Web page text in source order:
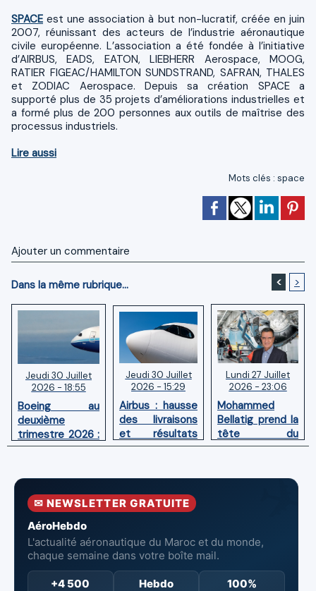
SPACE est une association à but non-lucratif, créée en juin
2007, réunissant des acteurs de l’industrie aéronautique
civile européenne. L’association a été fondée à l’initiative
d’AIRBUS, EADS, EATON, LIEBHERR Aerospace, MOOG,
RATIER FIGEAC/HAMILTON SUNDSTRAND, SAFRAN, THALES
et ZODIAC Aerospace. Depuis sa création SPACE a
supporté plus de 35 projets d’améliorations industrielles et
a formé plus de 200 personnes aux outils de maîtrise des
processus industriels.
Lire aussi
Mots clés : space
Ajouter un commentaire
Dans la même rubrique... < >
Jeudi 30 Juillet
2026 - 18:55
Boeing au
deuxième
trimestre 2026 :
Chiffre d'affaires
pertes nettes
réduites
Jeudi 30 Juillet
2026 - 15:29
Airbus : hausse
des livraisons
et résultats
financiers
premier
Lundi 27 Juillet
2026 - 23:06
Mohammed
Bellatig prend la
tête du
Groupement
Marocaines
✉ NEWSLETTER GRATUITE
AéroHebdo
L'actualité aéronautique du Maroc et du monde,
chaque semaine dans votre boîte mail.
+4 500
Hebdo
100%